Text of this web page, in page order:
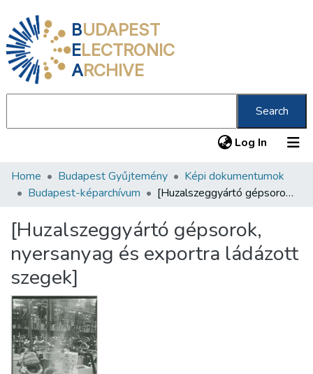
BUDAPEST
ELECTRONIC
ARCHIVE
Search
Log In (current)
Communities & Collections
Statistics
About us
Home Budapest Gyűjtemény
Képi dokumentumok
Budapest-képarchívum
[Huzalszeggyártó gépsorok, nyersanyag és exportra ládázott szegek]
[Huzalszeggyártó gépsorok,
nyersanyag és exportra ládázott
szegek]